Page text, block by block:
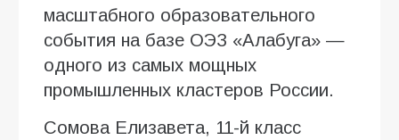
масштабного образовательного
события на базе ОЭЗ «Алабуга» —
одного из самых мощных
промышленных кластеров России.
Сомова Елизавета, 11-й класс